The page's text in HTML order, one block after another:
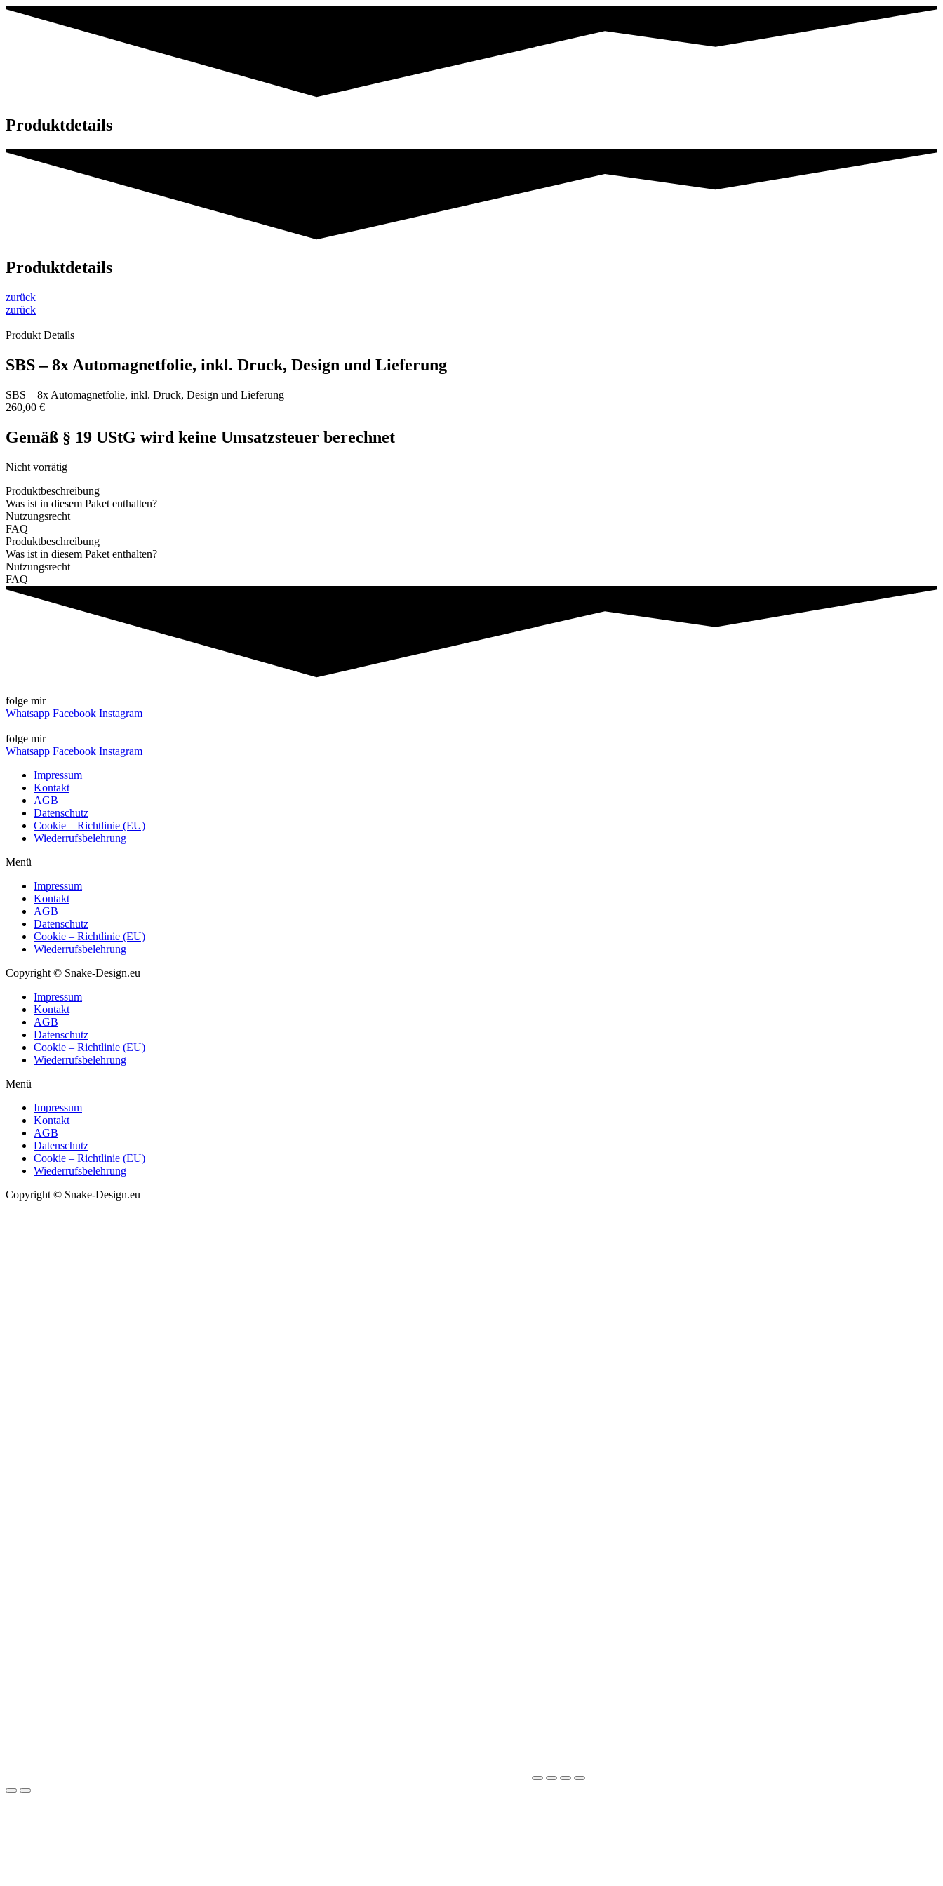
Produktdetails
Produktdetails
zurück
zurück
Produkt Details
SBS – 8x Automagnetfolie, inkl. Druck, Design und Lieferung
SBS – 8x Automagnetfolie, inkl. Druck, Design und Lieferung
260,00 €
Gemäß § 19 UStG wird keine Umsatzsteuer berechnet​
Nicht vorrätig
Produktbeschreibung
Was ist in diesem Paket enthalten?
Nutzungsrecht
FAQ
Produktbeschreibung
Was ist in diesem Paket enthalten?
Nutzungsrecht
FAQ
folge mir
Whatsapp Facebook Instagram
folge mir
Whatsapp Facebook Instagram
Impressum
Kontakt
AGB
Datenschutz
Cookie – Richtlinie (EU)
Wiederrufsbelehrung
Menü
Impressum
Kontakt
AGB
Datenschutz
Cookie – Richtlinie (EU)
Wiederrufsbelehrung
Copyright © Snake-Design.eu
Impressum
Kontakt
AGB
Datenschutz
Cookie – Richtlinie (EU)
Wiederrufsbelehrung
Menü
Impressum
Kontakt
AGB
Datenschutz
Cookie – Richtlinie (EU)
Wiederrufsbelehrung
Copyright © Snake-Design.eu